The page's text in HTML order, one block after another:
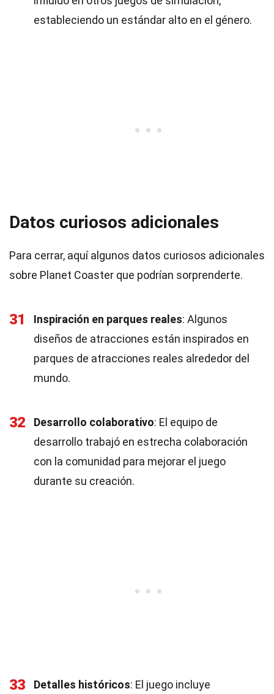
estableciendo un estándar alto en el género.
Datos curiosos adicionales
Para cerrar, aquí algunos datos curiosos adicionales
sobre Planet Coaster que podrían sorprenderte.
31 Inspiración en parques reales: Algunos
diseños de atracciones están inspirados en
parques de atracciones reales alrededor del
mundo.
32 Desarrollo colaborativo: El equipo de
desarrollo trabajó en estrecha colaboración
con la comunidad para mejorar el juego
durante su creación.
33 Detalles históricos: El juego incluye